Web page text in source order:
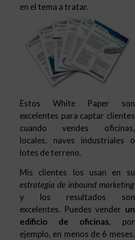
en el tema a tratar.
Estos White Paper son
excelentes para captar clientes
cuando vendes oficinas,
locales, naves industriales o
lotes de terreno.
Mis clientes los usan en su
estrategia de inbound marketing
y los resultados son
excelentes. Puedes vender un
edificio de oficinas, por
ejemplo, en menos de 6 meses.